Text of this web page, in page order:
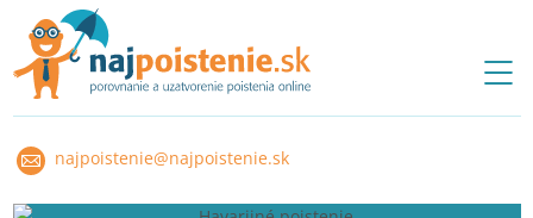
najpoistenie@najpoistenie.sk